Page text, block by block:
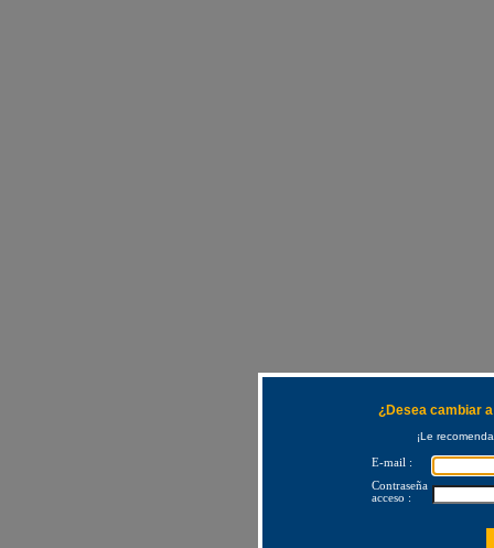
¿Desea cambiar
¡Le
E-mail :
Contraseña
acceso :